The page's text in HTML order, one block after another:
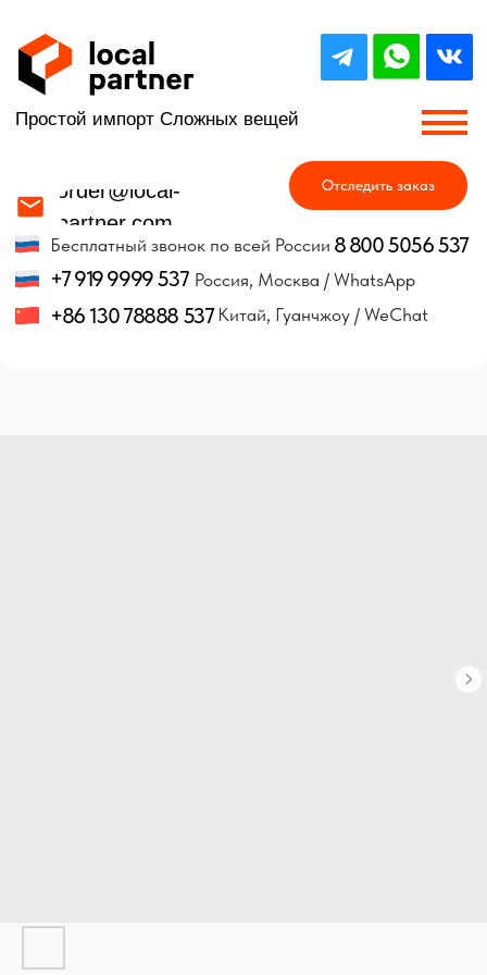
+86 130 78888 537
+7 919 9999 537
8 800 5056 537
Китай, Гуанчжоу / WeChat
Россия, Москва / WhatsApp
Простой импорт Сложных вещей
Отследить заказ